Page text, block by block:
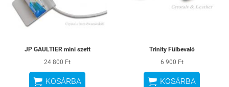
JP GAULTIER mini szett
24 800 Ft
 KOSÁRBA
Trinity Fülbevaló
6 900 Ft
 KOSÁRBA